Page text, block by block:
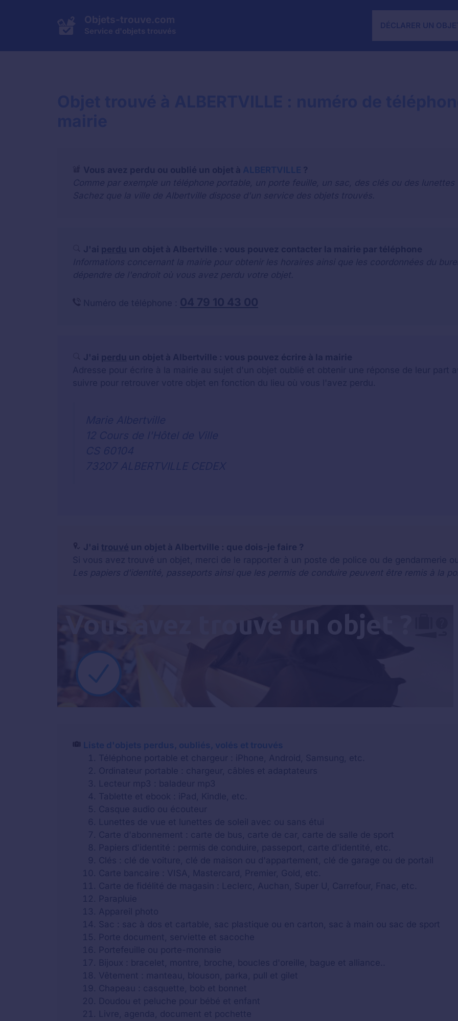
Objets-trouve.com
Service d'objets trouvés
DÉCLARER UN
Vous avez perdu ou oublié un objet à ALBERTVILLE ?
Comme par exemple un téléphone portable, un porte feuille, un sac, des clés ou des lunettes
Sachez que la ville de Albertville dispose d'un service des objets trouvés.
J'ai trouvé un objet à Albertville : que dois-je faire ?
Si vous avez trouvé un objet, merci de le rapporter à un poste de police ou de gendarmerie
Les papiers d'identité, passeports ainsi que les permis de conduire peuvent être remis à la
Liste d'objets perdus, oubliés, volés et trouvés
Téléphone portable et chargeur : iPhone, Android, Samsung, etc.
Ordinateur portable : chargeur, câbles et adaptateurs
Lecteur mp3 : baladeur mp3
Tablette et ebook : iPad, Kindle, etc.
Casque audio ou écouteur
Lunettes de vue et lunettes de soleil avec ou sans étui
Carte d'abonnement : carte de bus, carte de car, carte de salle de sport
Papiers d'identité : permis de conduire, passeport, carte d'identité, etc.
Clés : clé de voiture, clé de maison ou d'appartement, clé de garage ou de portail
Carte bancaire : VISA, Mastercard, Premier, Gold, etc.
Carte de fidélité de magasin : Leclerc, Auchan, Super U, Carrefour, Fnac, etc.
Parapluie
Appareil photo
Sac : sac à dos et cartable, sac plastique ou en carton, sac à main ou sac de sport
Porte document, serviette et sacoche
Portefeuille ou porte-monnaie
Bijoux : bracelet, montre, broche, boucles d'oreille, bague et alliance..
Vêtement : manteau, blouson, parka, pull et gilet
Chapeau : casquette, bob et bonnet
Doudou et peluche pour bébé et enfant
Livre, agenda, document et pochette